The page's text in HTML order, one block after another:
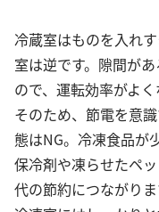
冷蔵室はものを入れ
室は逆です。隙間が
ので、運転効率がよく
そのため、節電を意
態はNG。冷凍食品が
保冷剤や凍らせたペ
代の節約につながりま